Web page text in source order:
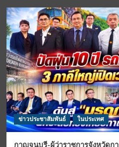
ข่าวประชาสัมพันธ์ ในประเทศ